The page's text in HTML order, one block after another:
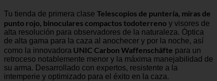
Tu tienda de primera clase Telescopios de puntería, miras de
punto rojo, binoculares compactos todoterreno y visores de
alta resolución para observadores de la naturaleza. Óptica
de alta gama para la caza al anochecer y por la noche, así
como la innovadora UNIC Carbon Waffenschäfte para un
retroceso notablemente menor y la máxima manejabilidad de
su arma. Desarrollado con expertos, resistente a la
intemperie y optimizado para el éxito en la caza.